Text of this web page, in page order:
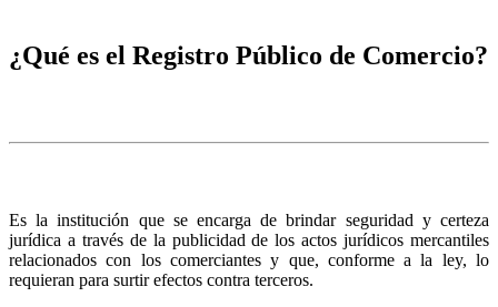
¿Qué es el Registro Público de Comercio?
Es la institución que se encarga de brindar seguridad y certeza
jurídica a través de la publicidad de los actos jurídicos mercantiles
relacionados con los comerciantes y que, conforme a la ley, lo
requieran para surtir efectos contra terceros.